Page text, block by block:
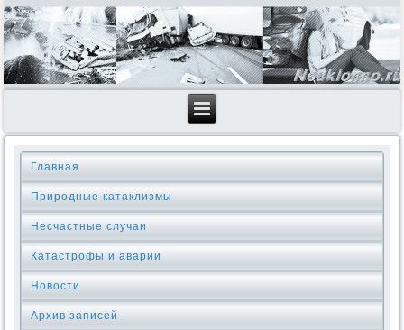
Главная
Природные катаклизмы
Несчастные случаи
Катастрофы и аварии
Новости
Архив записей